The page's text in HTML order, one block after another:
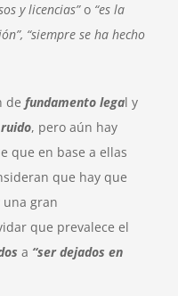
y licencias”o “es la
“siempre se ha hecho
de fundamento legal y
ruido, pero aún hay
que en base a ellas
que hay que
una gran
que prevalece el
a “ser dejados en